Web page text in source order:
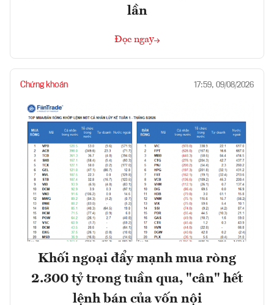
lần
Đọc ngay
Chứng khoán 17:59, 09/08/2026
Khối ngoại đẩy mạnh mua ròng
2.300 tỷ trong tuần qua, "cân" hết
lệnh bán của vốn nội